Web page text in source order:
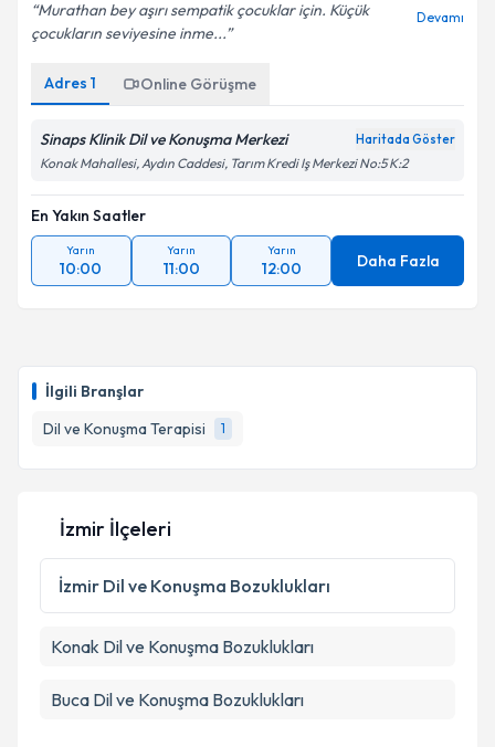
İlgili Branşlar
Dil ve Konuşma Terapisi
1
Murathan bey aşırı sempatik çocuklar için. Küçük
çocukların seviyesine inme...
Devamı
Adres 1 Online Görüşme
Sinaps Klinik Dil ve Konuşma Merkezi Haritada Göster
Konak Mahallesi, Aydın Caddesi, Tarım Kredi Iş Merkezi No:5 K:2
En Yakın Saatler
Yarın
10:00
Yarın
11:00
Yarın
12:00 Daha Fazla
İzmir İlçeleri
İzmir Dil ve Konuşma Bozuklukları
Konak Dil ve Konuşma Bozuklukları
Buca Dil ve Konuşma Bozuklukları